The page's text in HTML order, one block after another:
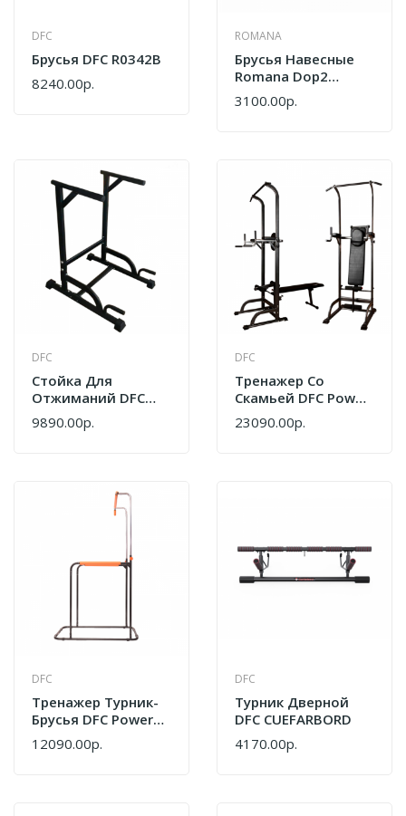
DFC
Брусья DFC R0342B
8240.00р.
ROMANA
Брусья Навесные
Romana Dop2
(6.03.04-20) Лимон
3100.00р.
DFC
Стойка Для
Отжиманий DFC
G002A
9890.00р.
DFC
Тренажер Со
Скамьей DFC Power
Tower G003
23090.00р.
DFC
Тренажер Турник-
Брусья DFC Power
Tower G006
12090.00р.
DFC
Турник Дверной
DFC CUEFARBORD
4170.00р.